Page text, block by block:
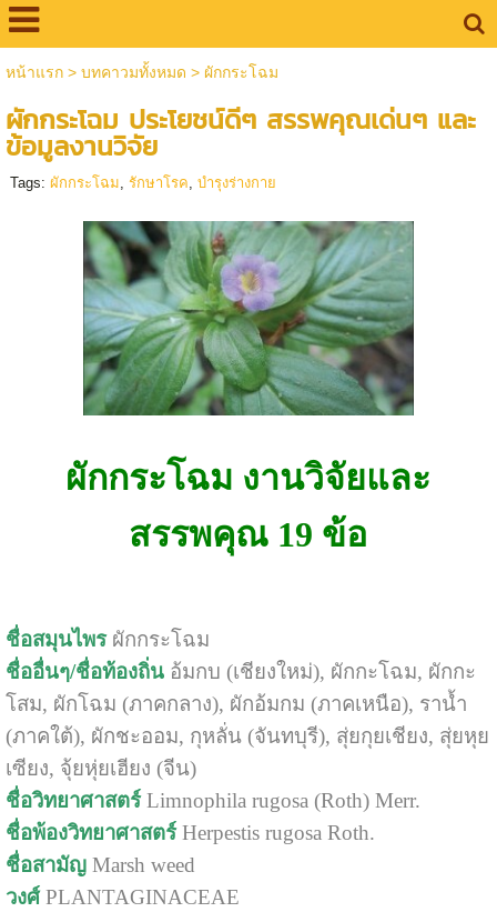
หน้าแรก> บทคาวมทั้งหมด > ผักกระโฉม
ผักกระโฉม ประโยชน์ดีๆ สรรพคุณเด่นๆ และ
ข้อมูลงานวิจัย
Tags: ผักกระโฉม, รักษาโรค, บำรุงร่างกาย
ผักกระโฉม งานวิจัยและ
สรรพคุณ 19 ข้อ
ชื่อสมุนไพร ผักกระโฉม
ชื่ออื่นๆ/ชื่อท้องถิ่น อ้มกบ (เชียงใหม่), ผักกะโฉม, ผักกะ
โสม, ผักโฉม (ภาคกลาง), ผักอ้มกม (ภาคเหนือ), ราน้ำ
(ภาคใต้), ผักชะออม, กุหลั่น (จันทบุรี), สุ่ยกุยเชียง, สุ่ยหุย
เซียง, จุ้ยหุ่ยเฮียง (จีน)
ชื่อวิทยาศาสตร์Limnophila rugosa (Roth) Merr.
ชื่อพ้องวิทยาศาสตร์Herpestis rugosa Roth.
ชื่อสามัญMarsh weed
วงศ์PLANTAGINACEAE